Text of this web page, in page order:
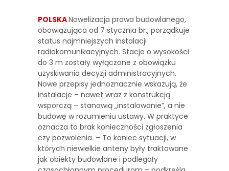
POLSKANowelizacja prawa budowlanego,
obowiązująca od 7 stycznia br., porządkuje
status najmniejszych instalacji
radiokomunikacyjnych. Stacje o wysokości
do 3 m zostały wyłączone z obowiązku
uzyskiwania decyzji administracyjnych.
Nowe przepisy jednoznacznie wskazują, że
instalacje – nawet wraz z konstrukcją
wsporczą – stanowią „instalowanie”, a nie
budowę w rozumieniu ustawy. W praktyce
oznacza to brak konieczności zgłoszenia
czy pozwolenia. – To koniec sytuacji, w
których niewielkie anteny były traktowane
jak obiekty budowlane i podlegały